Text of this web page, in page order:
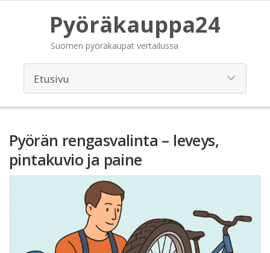
Pyöräkauppa24
Suomen pyöräkaupat vertailussa
Pyörän rengasvalinta – leveys,
pintakuvio ja paine